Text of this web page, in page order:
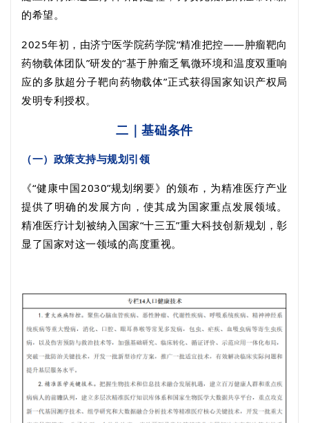
的希望。
2025年初，由济宁医学院药学院“精准把控——肿瘤靶向
药物载体团队”研发的“基于肿瘤乏氧微环境和温度双重响
应的多肽超分子靶向药物载体”正式获得国家知识产权局
发明专利授权。
二｜基础条件
（一）政策支持与规划引领
《“健康中国2030”规划纲要》的颁布，为精准医疗产业
提供了明确的发展方向，使其成为国家重点发展领域。
精准医疗计划被纳入国家“十三五”重大科技创新规划，彰
显了国家对这一领域的高度重视。